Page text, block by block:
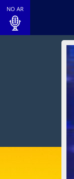
NO AR